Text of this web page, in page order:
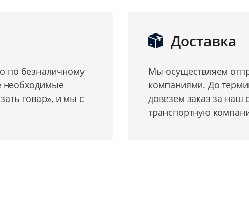
по безналичному
необходимые
товар», и мы с
Доставка
Мы осуществляем
компаниями. До
довезем заказ за наш
транспортную